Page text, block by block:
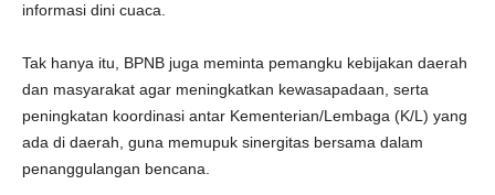
informasi dini cuaca.
Tak hanya itu, BPNB juga meminta pemangku kebijakan daerah
dan masyarakat agar meningkatkan kewasapadaan, serta
peningkatan koordinasi antar Kementerian/Lembaga (K/L) yang
ada di daerah, guna memupuk sinergitas bersama dalam
penanggulangan bencana.